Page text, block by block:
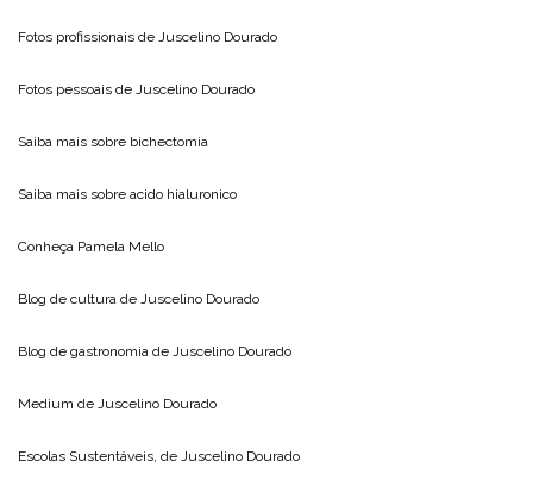
Fotos profissionais de Juscelino Dourado
Fotos pessoais de Juscelino Dourado
Saiba mais sobre bichectomia
Saiba mais sobre acido hialuronico
Conheça Pamela Mello
Blog de cultura de Juscelino Dourado
Blog de gastronomia de Juscelino Dourado
Medium de Juscelino Dourado
Escolas Sustentáveis, de Juscelino Dourado